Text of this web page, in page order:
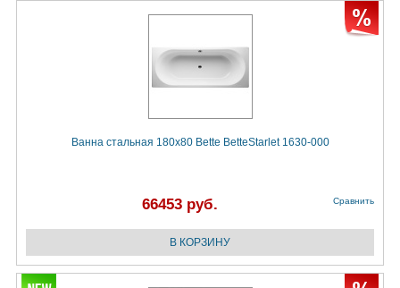
Ванна стальная 180х80 Bette BetteStarlet 1630-000
66453 руб. Сравнить